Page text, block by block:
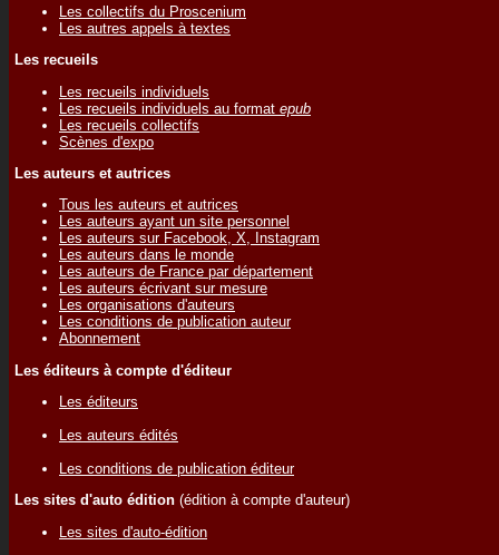
Les collectifs du Proscenium
Les autres appels à textes
Les recueils
Les recueils individuels
Les recueils individuels au format epub
Les recueils collectifs
Scènes d'expo
Les auteurs et autrices
Tous les auteurs et autrices
Les auteurs ayant un site personnel
Les auteurs sur Facebook, X, Instagram
Les auteurs dans le monde
Les auteurs de France par département
Les auteurs écrivant sur mesure
Les organisations d'auteurs
Les conditions de publication auteur
Abonnement
Les éditeurs à compte d'éditeur
Les éditeurs
Les auteurs édités
Les conditions de publication éditeur
Les sites d'auto édition (édition à compte d'auteur)
Les sites d'auto-édition